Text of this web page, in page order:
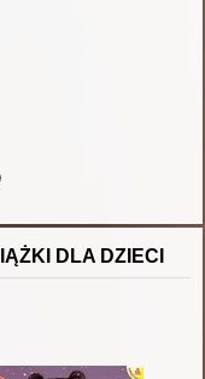
DLA DZIECI